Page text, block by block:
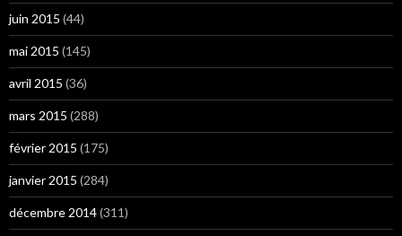
juin 2015 (44)
mai 2015 (145)
avril 2015 (36)
mars 2015 (288)
février 2015 (175)
janvier 2015 (284)
décembre 2014(311)